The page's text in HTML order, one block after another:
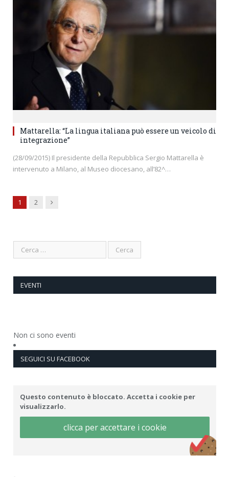
Mattarella: “La lingua italiana può essere un veicolo di
integrazione”
(28/09/2015) Il presidente della Repubblica Sergio Mattarella è
intervenuto a Milano, al Museo diocesano, all’82^…
1 2 Next
EVENTI
Non ci sono eventi
SEGUICI SU FACEBOOK
Questo contenuto è bloccato. Accetta i cookie per
visualizzarlo.
clicca per accettare i cookie